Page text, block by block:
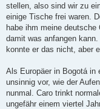
stellen, also sind wir zu
einige Tische frei waren.
habe ihm meine
damit was anfangen
konnte er das nicht, aber
Als Europäer in Bogotá
unsinnig vor, wie der
nunmal. Caro trinkt
ungefähr einem viertel